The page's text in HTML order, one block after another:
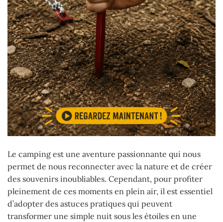
Le camping est une aventure passionnante qui nous
permet de nous reconnecter avec la nature et de créer
des souvenirs inoubliables. Cependant, pour profiter
pleinement de ces moments en plein air, il est essentiel
d’adopter des astuces pratiques qui peuvent
transformer une simple nuit sous les étoiles en une